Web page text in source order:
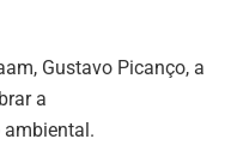
Gustavo Picanço, a
a